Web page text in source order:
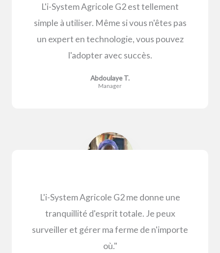
L'i-System Agricole G2 est tellement
simple à utiliser. Même si vous n'êtes pas
un expert en technologie, vous pouvez
l'adopter avec succès.
Abdoulaye T.
Manager
L'i-System Agricole G2 me donne une
tranquillité d'esprit totale. Je peux
surveiller et gérer ma ferme de n'importe
où."